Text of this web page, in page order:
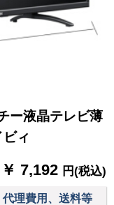
ー液晶テレビ薄
ィ
￥ 7,192 円(税込)
理費用、送料等